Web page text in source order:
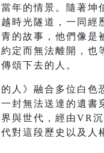
年的情景。隨著坤
時光隧道，一同經
的故事，他們像是
定而無法離開，也
頌下去的人。
的人》融合多位白色
封無法送達的遺書
與世代，經由VR
對這段歷史以及人